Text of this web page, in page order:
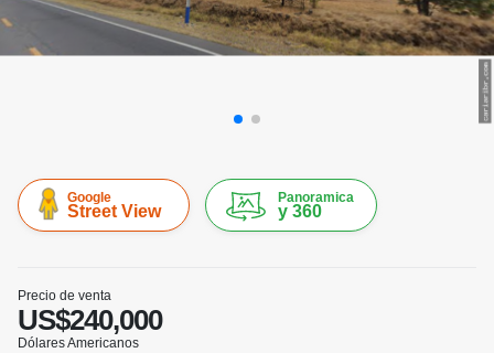
Google
Street View
Panoramica
y 360
Precio de venta
US$240,000
Dólares Americanos